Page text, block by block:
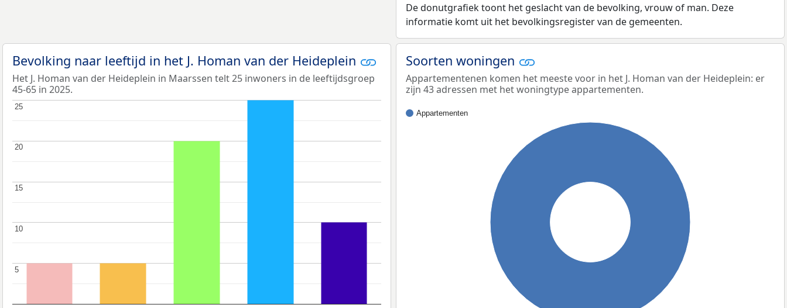
De donutgrafiek toont het geslacht van de bevolking, vrouw of man. Deze
informatie komt uit het bevolkingsregister van de gemeenten.
Bevolking naar leeftijd in het J. Homan van der Heideplein
Het J. Homan van der Heideplein in Maarssen telt 25 inwoners in de leeftijdsgroep
45-65 in 2025.
5
5
10
10
15
15
20
20
25
25
Soorten woningen
Appartementenen komen het meeste voor in het J. Homan van der Heideplein: er
zijn 43 adressen met het woningtype appartementen.
Appartementen